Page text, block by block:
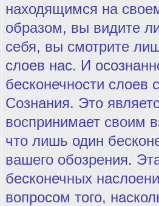
находящимся на
образом, вы видите
себя, вы смотрите
слоев нас. И
бесконечности слоев
Сознания. Это
воспринимает своим
что лишь один
вашего обозрения.
бесконечных
вопросом того,